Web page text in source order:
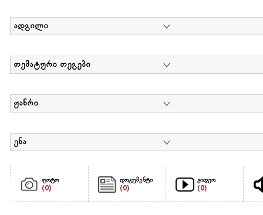
ადგილი
თემატური თეგები
ჟანრი
ენა
ფოტო
(0)
დოკუმენტი
(0)
ვიდეო
(0)